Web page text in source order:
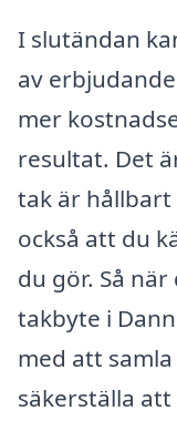
I slutändan
av
mer
resultat. Det
tak är
också att du
du gör. Så
takbyte i
med att
säkerställa